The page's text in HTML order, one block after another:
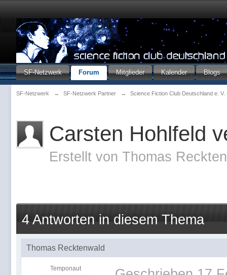
SF-Netzwerk Forum Mitglieder Kalender Blogs
SF-Netzwerk → SF-Netzwerk Partner → Science Fiction Club Deutschland e. V.
Carsten Hohlfeld
Erstellt von Thomas
4 Antworten in diesem Thema
Thomas Recktenwald
Temponaut